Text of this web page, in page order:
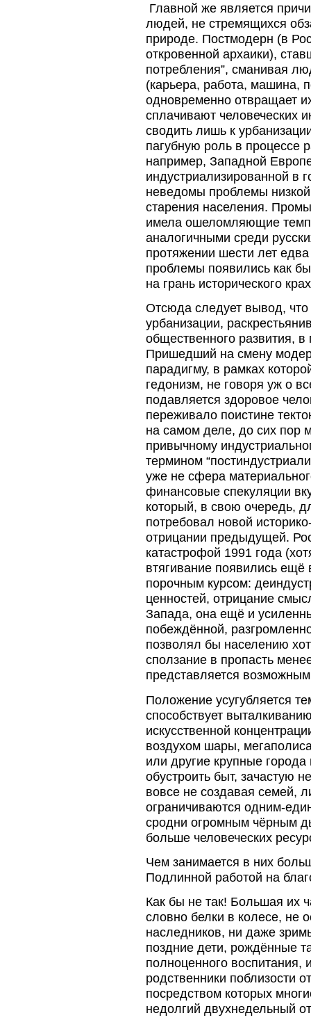
Главной же является
людей, не стремящихся
природе. Постмодерн (в
откровенной архаики),
потребления”, сманивая
(карьера, работа, машина,
одновременно отвращает
сплачивают человеческих
сводить лишь к
пагубную роль в процессе
например, Западной
индустриализированной в
неведомы проблемы
старения населения.
имела ошеломляющие
аналогичными среди
протяжении шести лет
проблемы появились как
на грань исторического
Отсюда следует вывод,
урбанизации,
общественного развития,
Пришедший на смену
парадигму, в рамках
гедонизм, не говоря уж о
подавляется здоровое
переживало поистине
на самом деле, до сих пор
привычному
термином
уже не сфера
финансовые спекуляции
который, в свою очередь,
потребовал новой
отрицании предыдущей.
катастрофой 1991 года
втягивание появились
порочным курсом:
ценностей, отрицание
Запада, она ещё и
побеждённой,
позволял бы населению
сползание в пропасть
представляется
Положение усугубляется
способствует
искусственной
воздухом шары,
или другие крупные города
обустроить быт, зачастую
вовсе не создавая семей,
ограничиваются одним-
сродни огромным чёрным
больше человеческих
Чем занимается в них
Подлинной работой на
Как бы не так! Большая их
словно белки в колесе, не
наследников, ни даже
поздние дети, рождённые
полноценного воспитания,
родственники поблизости
посредством которых
недолгий двухнедельный